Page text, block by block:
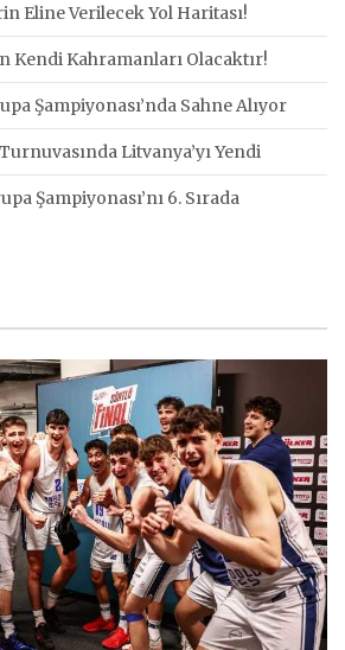
Eline Verilecek Yol Haritası!
Kendi Kahramanları Olacaktır!
Şampiyonası’nda Sahne Alıyor
Litvanya’yı Yendi
Şampiyonası’nı 6. Sırada